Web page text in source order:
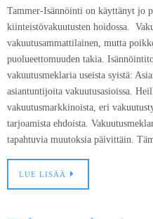
Tammer-Isännöinti on käyttänyt jo
kiinteistövakuutusten hoidossa.
vakuutusammattilainen, mutta
puolueettomuuden takia.
vakuutusmeklaria useista syistä:
asiantuntijoita vakuutusasioissa.
vakuutusmarkkinoista, eri
tarjoamista ehdoista.
tapahtuvia muutoksia päivittäin.
LUE LISÄÄ